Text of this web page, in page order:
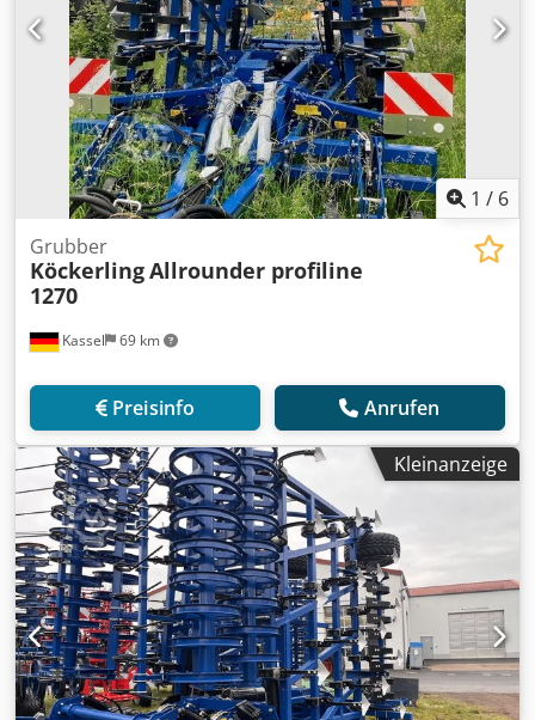
1 / 6
Kassel 69 km
Grubber
KöckerlingAllrounder profiline
1270
Preisinfo Anrufen
Kleinanzeige